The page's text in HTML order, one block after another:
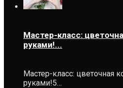
Мастер-класс:
руками!...
Мастер-класс: цветочная
руками!5…